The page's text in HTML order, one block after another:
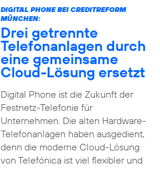
DIGITAL PHONE BEI CREDITREFORM
MÜNCHEN:
Drei getrennte
Telefonanlagen durch
eine gemeinsame
Cloud-Lösung ersetzt
Digital Phone ist die Zukunft der
Festnetz-Telefonie für
Unternehmen. Die alten Hardware-
Telefonanlagen haben ausgedient,
denn die moderne Cloud-Lösung
von Telefónica ist viel flexibler und